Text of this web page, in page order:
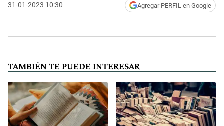
31-01-2023 10:30 Agregar PERFIL en Google
TAMBIÉN TE PUEDE INTERESAR